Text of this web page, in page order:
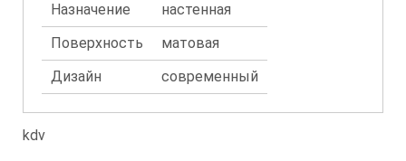
Назначение
настенная
Поверхность
матовая
Дизайн
современный
kdv